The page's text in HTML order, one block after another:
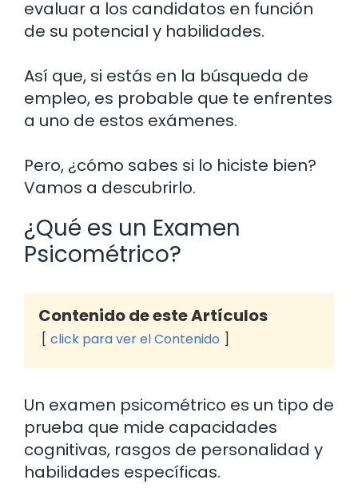
evaluar a los candidatos en función
de su potencial y habilidades.
Así que, si estás en la búsqueda de
empleo, es probable que te enfrentes
a uno de estos exámenes.
Pero, ¿cómo sabes si lo hiciste bien?
Vamos a descubrirlo.
¿Qué es un Examen
Psicométrico?
Contenido de este Artículos
click para ver el Contenido
Un examen psicométrico es un tipo de
prueba que mide capacidades
cognitivas, rasgos de personalidad y
habilidades específicas.